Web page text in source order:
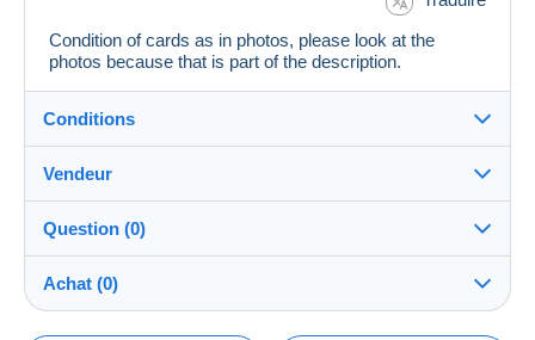
Condition of cards as in photos, please look at the
photos because that is part of the description.
Conditions
Destination :
Voir la liste des pays
Expédition :
Envoi après paiement
Vendeur
Lemon100%(3124x)
Boutique
Question (0)
Achat (0)